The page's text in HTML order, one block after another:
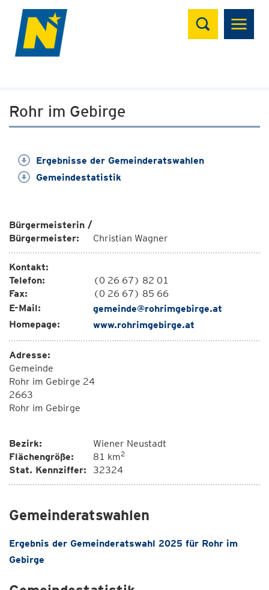
Suchen
Rohr im Gebirge
Ergebnisse der Gemeinderatswahlen
Gemeindestatistik
Bürgermeisterin /
Bürgermeister:
Christian Wagner
Kontakt:
Telefon:
(0 26 67) 82 01
Fax:
(0 26 67) 85 66
E-Mail:
gemeinde@rohrimgebirge.at
Homepage:
www.rohrimgebirge.at
Adresse:
Gemeinde
Rohr im Gebirge 24
2663
Rohr im Gebirge
Bezirk:
Wiener Neustadt
Flächengröße:
81 km2
Stat. Kennziffer: 32324
Gemeinderatswahlen
Ergebnis der Gemeinderatswahl 2025 für Rohr im
Gebirge